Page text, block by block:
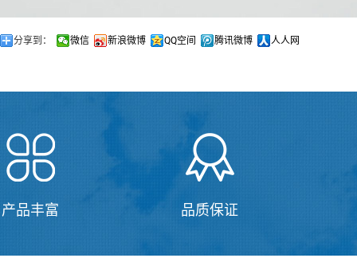
分享到： 微信 新浪微博 QQ空间 腾讯微博 人人网
产品丰富 品质保证